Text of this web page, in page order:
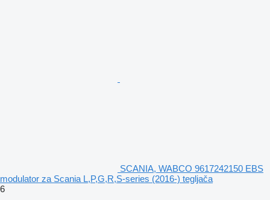
SCANIA, WABCO 9617242150 EBS
modulator za Scania L,P,G,R,S-series (2016-) tegljača
6